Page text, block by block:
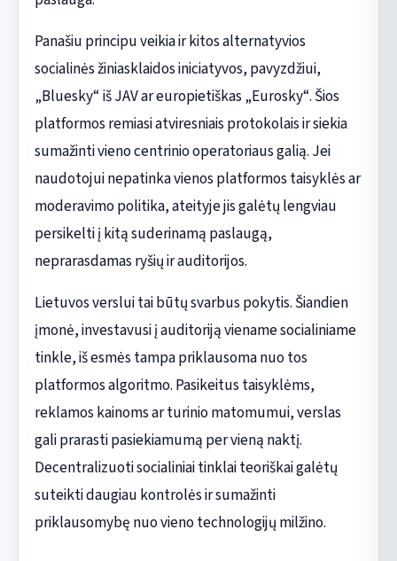
Panašiu principu veikia ir kitos alternatyvios
socialinės žiniasklaidos iniciatyvos, pavyzdžiui,
„Bluesky“ iš JAV ar europietiškas „Eurosky“. Šios
platformos remiasi atviresniais protokolais ir siekia
sumažinti vieno centrinio operatoriaus galią. Jei
naudotojui nepatinka vienos platformos taisyklės ar
moderavimo politika, ateityje jis galėtų lengviau
persikelti į kitą suderinamą paslaugą,
neprarasdamas ryšių ir auditorijos.
Lietuvos verslui tai būtų svarbus pokytis. Šiandien
įmonė, investavusi į auditoriją viename socialiniame
tinkle, iš esmės tampa priklausoma nuo tos
platformos algoritmo. Pasikeitus taisyklėms,
reklamos kainoms ar turinio matomumui, verslas
gali prarasti pasiekiamumą per vieną naktį.
Decentralizuoti socialiniai tinklai teoriškai galėtų
suteikti daugiau kontrolės ir sumažinti
priklausomybę nuo vieno technologijų milžino.